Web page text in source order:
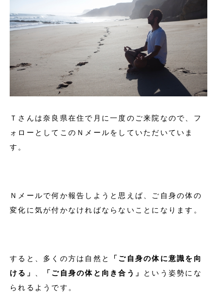
Ｔさんは奈良県在住で月に一度のご来院なので、フ
ォローとしてこのＮメールをしていただいていま
す。
Ｎメールで何か報告しようと思えば、ご自身の体の
変化に気が付かなければならないことになります。
すると、多くの方は自然と
「ご自身の体に意識を向
ける」
「ご自身の体と向き合う」
という姿勢にな
られるようです。